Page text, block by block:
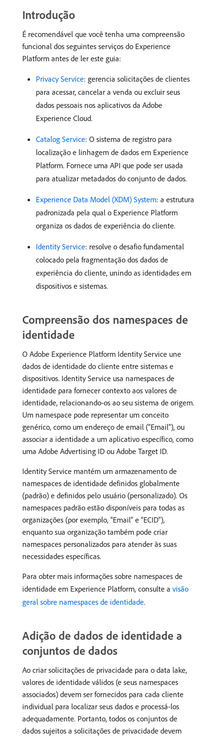
Introdução
É recomendável que você tenha uma compreensão
funcional dos seguintes serviços do Experience
Platform antes de ler este guia:
Privacy Service: gerencia solicitações de clientes
para acessar, cancelar a venda ou excluir seus
dados pessoais nos aplicativos da Adobe
Experience Cloud.
Catalog Service: O sistema de registro para
localização e linhagem de dados em Experience
Platform. Fornece uma API que pode ser usada
para atualizar metadados do conjunto de dados.
Experience Data Model (XDM) System: a estrutura
padronizada pela qual o Experience Platform
organiza os dados de experiência do cliente.
Identity Service: resolve o desafio fundamental
colocado pela fragmentação dos dados de
experiência do cliente, unindo as identidades em
dispositivos e sistemas.
Compreensão dos namespaces de
identidade
O Adobe Experience Platform Identity Service une
dados de identidade do cliente entre sistemas e
dispositivos. Identity Service usa namespaces de
identidade para fornecer contexto aos valores de
identidade, relacionando-os ao seu sistema de origem.
Um namespace pode representar um conceito
genérico, como um endereço de email (“Email”), ou
associar a identidade a um aplicativo específico, como
uma Adobe Advertising ID ou Adobe Target ID.
Identity Service mantém um armazenamento de
namespaces de identidade definidos globalmente
(padrão) e definidos pelo usuário (personalizado). Os
namespaces padrão estão disponíveis para todas as
organizações (por exemplo, “Email” e “ECID”),
enquanto sua organização também pode criar
namespaces personalizados para atender às suas
necessidades específicas.
Para obter mais informações sobre namespaces de
identidade em Experience Platform, consulte a visão
geral sobre namespaces de identidade.
Adição de dados de identidade a
conjuntos de dados
Ao criar solicitações de privacidade para o data lake,
valores de identidade válidos (e seus namespaces
associados) devem ser fornecidos para cada cliente
individual para localizar seus dados e processá-los
adequadamente. Portanto, todos os conjuntos de
dados sujeitos a solicitações de privacidade devem